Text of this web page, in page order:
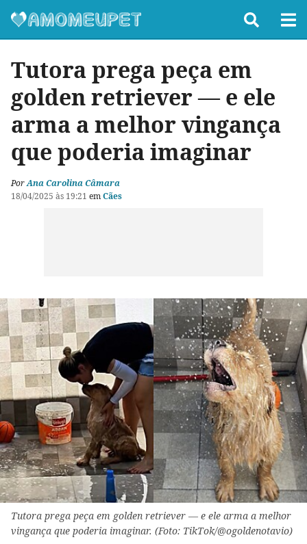
Tutora prega peça em
golden retriever — e ele
arma a melhor vingança
que poderia imaginar
PorAna Carolina Câmara
18/04/2025 às 19:21 emCães
Tutora prega peça em golden retriever — e ele arma a melhor
vingança que poderia imaginar. (Foto: TikTok/@ogoldenotavio)